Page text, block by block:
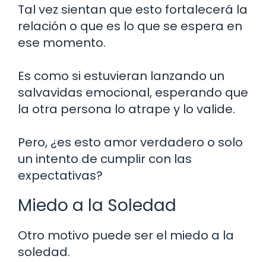
Tal vez sientan que esto fortalecerá la
relación o que es lo que se espera en
ese momento.
Es como si estuvieran lanzando un
salvavidas emocional, esperando que
la otra persona lo atrape y lo valide.
Pero, ¿es esto amor verdadero o solo
un intento de cumplir con las
expectativas?
Miedo a la Soledad
Otro motivo puede ser el miedo a la
soledad.